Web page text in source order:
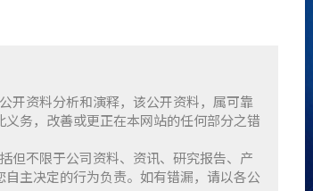
开资料分析和演释，该公开资料，属可靠
务，改善或更正在本网站的任何部分之错
但不限于公司资料、资讯、研究报告、产
主决定的行为负责。如有错漏，请以各公